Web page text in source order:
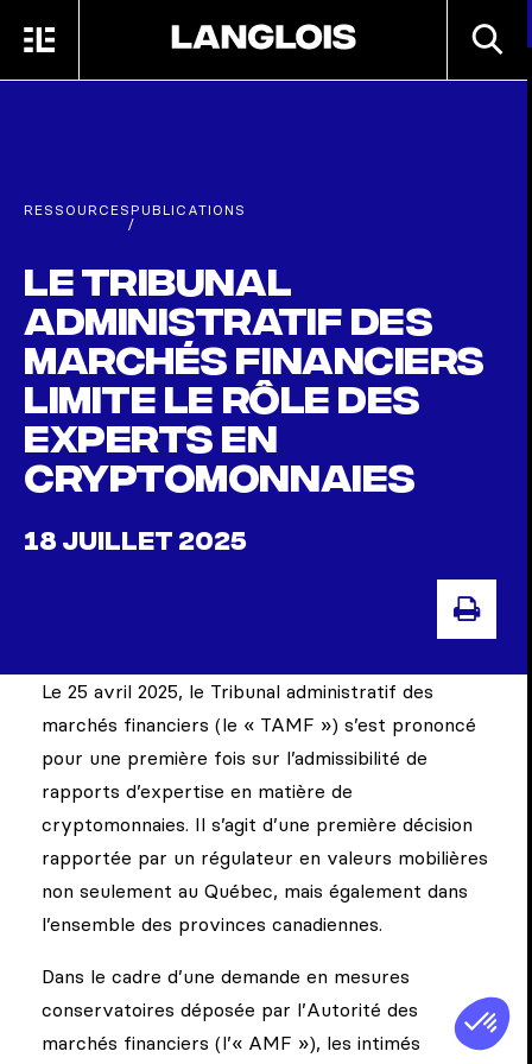
MENU
RESSOURCES
/
PUBLICATIONS
Le Tribunal
administratif des
marchés financiers
limite le rôle des
experts en
cryptomonnaies
18 JUILLET 2025
Le 25 avril 2025, le Tribunal administratif des
marchés financiers (le « TAMF ») s’est prononcé
pour une première fois sur l’admissibilité de
rapports d’expertise en matière de
cryptomonnaies. Il s’agit d’une première décision
rapportée par un régulateur en valeurs mobilières
non seulement au Québec, mais également dans
l’ensemble des provinces canadiennes.
Dans le cadre d’une demande en mesures
conservatoires déposée par l’Autorité des
marchés financiers (l’« AMF »), les intimés